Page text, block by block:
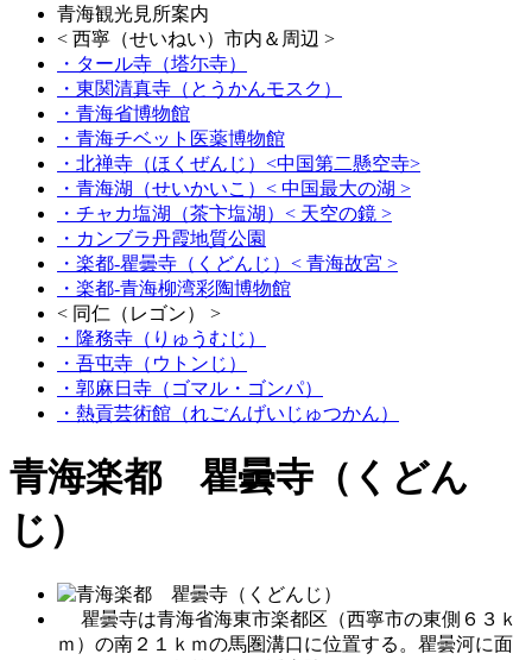
青海観光見所案内
< 西寧（せいねい）市内＆周辺 >
・タール寺（塔尓寺）
・東関清真寺（とうかんモスク）
・青海省博物館
・青海チベット医薬博物館
・北禅寺（ほくぜんじ） <中国第二懸空寺>
・青海湖（せいかいこ） < 中国最大の湖 >
・チャカ塩湖（茶卞塩湖） < 天空の鏡 >
・カンブラ丹霞地質公園
・楽都‐瞿曇寺（くどんじ） < 青海故宮 >
・楽都‐青海柳湾彩陶博物館
< 同仁（レゴン） >
・隆務寺（りゅうむじ）
・吾屯寺（ウトンじ）
・郭麻日寺（ゴマル・ゴンパ）
・熱貢芸術館（れごんげいじゅつかん）
青海楽都 瞿曇寺（くどん
じ）
瞿曇寺は青海省海東市楽都区（西寧市の東側６３ｋ
ｍ）の南２１ｋｍの馬圏溝口に位置する。瞿曇河に面